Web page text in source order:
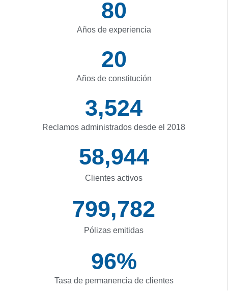
Años de experiencia
80
Años de constitución
20
Reclamos administrados desde el 2018
3,525
Clientes activos
58,961
Pólizas emitidas
800,000
Tasa de permanencia de clientes
97%